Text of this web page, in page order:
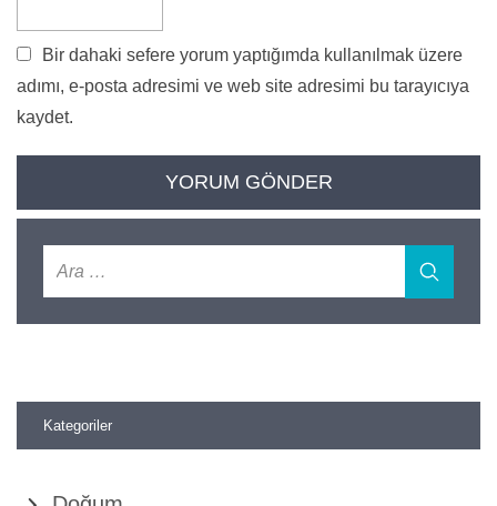
Bir dahaki sefere yorum yaptığımda kullanılmak üzere
adımı, e-posta adresimi ve web site adresimi bu tarayıcıya
kaydet.
Kategoriler